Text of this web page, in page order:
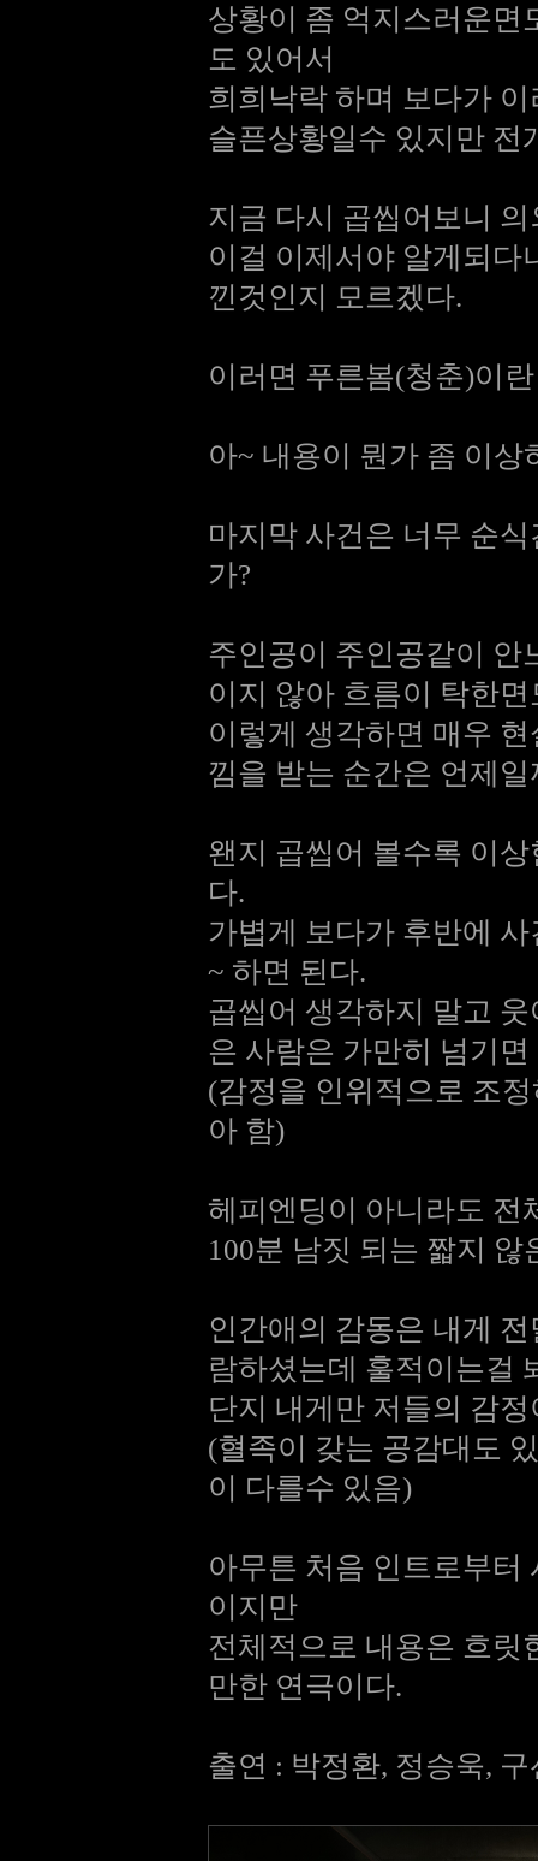
상황이 좀 억지스러운면
도 있어서
희희낙락 하며 보다가
슬픈상황일수 있지만 전
지금 다시 곱씹어보니
이걸 이제서야 알게되다
낀것인지 모르겠다.
이러면 푸른봄(청춘)이
아~ 내용이 뭔가 좀 이
마지막 사건은 너무 순
가?
주인공이 주인공같이 안
이지 않아 흐름이 탁한면
이렇게 생각하면 매우
낌을 받는 순간은 언제일
왠지 곱씹어 볼수록 이
다.
가볍게 보다가 후반에
~ 하면 된다.
곱씹어 생각하지 말고
은 사람은 가만히 넘기면
(감정을 인위적으로 조
아 함)
헤피엔딩이 아니라도 전
100분 남짓 되는 짧지
인간애의 감동은 내게
람하셨는데 훌적이는걸
단지 내게만 저들의 감
(혈족이 갖는 공감대도
이 다를수 있음)
아무튼 처음 인트로부터
이지만
전체적으로 내용은 흐릿
만한 연극이다.
출연 : 박정환, 정승욱,